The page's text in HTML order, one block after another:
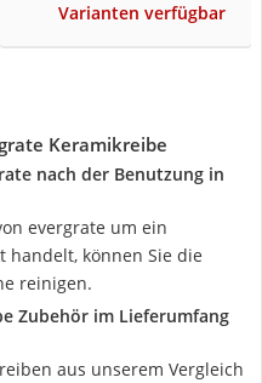
Varianten verfügbar
Keramikreibe
nach der Benutzung in
evergrate um ein
handelt, können Sie die
reinigen.
Zubehör im Lieferumfang
aus unserem Vergleich